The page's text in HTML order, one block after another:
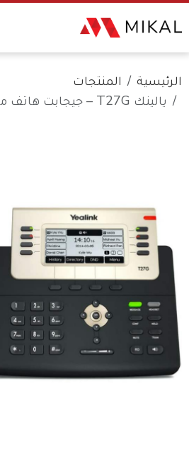
الرئيسية
المنتجات
يالينك T27G – جيجابت هاتف مكتبي آي بي فون